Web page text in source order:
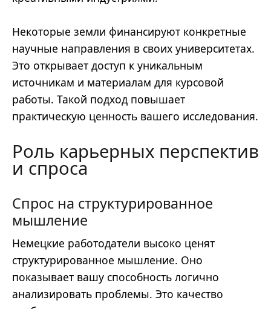
Некоторые земли финансируют конкретные
научные направления в своих университетах.
Это открывает доступ к уникальным
источникам и материалам для курсовой
работы. Такой подход повышает
практическую ценность вашего исследования.
Роль карьерных перспектив
и спроса
Спрос на структурированное
мышление
Немецкие работодатели высоко ценят
структурированное мышление. Оно
показывает вашу способность логично
анализировать проблемы. Это качество